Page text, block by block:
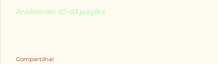
Rendimento: 02-03 porções.
Compartilhar